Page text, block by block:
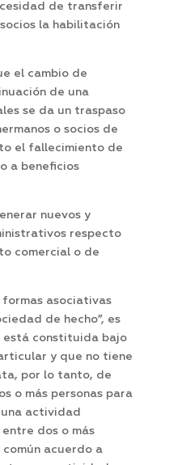
de transferir
la habilitación
el cambio de
de una
se da un traspaso
o socios de
el fallecimiento de
a beneficios
nuevos y
respecto
comercial o de
formas asociativas
de hecho”, es
está constituida bajo
y que no tiene
por lo tanto, de
o más personas para
actividad
dos o más
acuerdo a